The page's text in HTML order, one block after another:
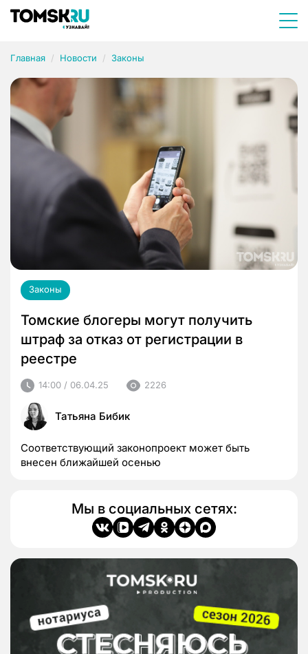
Главная Новости Законы
Законы
Томские блогеры могут получить
штраф за отказ от регистрации в
реестре
14:00 / 06.04.25 2226
Татьяна Бибик
Соответствующий законопроект может быть
внесен ближайшей осенью
Мы в социальных сетях: